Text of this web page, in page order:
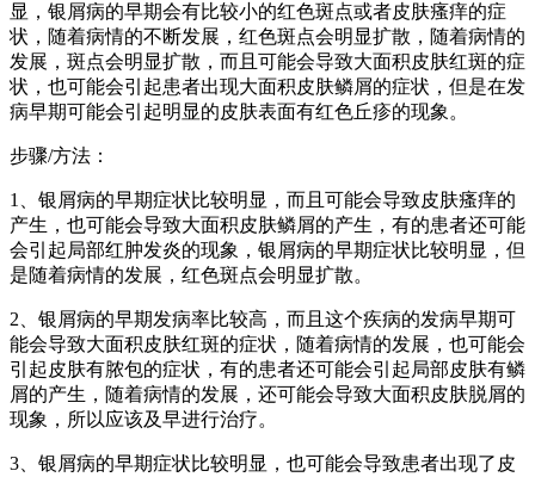
显，银屑病的早期会有比较小的红色斑点或者皮肤瘙痒的症
状，随着病情的不断发展，红色斑点会明显扩散，随着病情的
发展，斑点会明显扩散，而且可能会导致大面积皮肤红斑的症
状，也可能会引起患者出现大面积皮肤鳞屑的症状，但是在发
病早期可能会引起明显的皮肤表面有红色丘疹的现象。
步骤/方法：
1、银屑病的早期症状比较明显，而且可能会导致皮肤瘙痒的
产生，也可能会导致大面积皮肤鳞屑的产生，有的患者还可能
会引起局部红肿发炎的现象，银屑病的早期症状比较明显，但
是随着病情的发展，红色斑点会明显扩散。
2、银屑病的早期发病率比较高，而且这个疾病的发病早期可
能会导致大面积皮肤红斑的症状，随着病情的发展，也可能会
引起皮肤有脓包的症状，有的患者还可能会引起局部皮肤有鳞
屑的产生，随着病情的发展，还可能会导致大面积皮肤脱屑的
现象，所以应该及早进行治疗。
3、银屑病的早期症状比较明显，也可能会导致患者出现了皮